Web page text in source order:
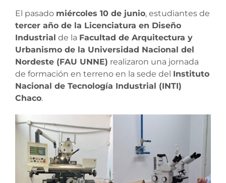
El pasado miércoles 10 de junio, estudiantes de
tercer año de la Licenciatura en Diseño
Industrial de la Facultad de Arquitectura y
Urbanismo de la Universidad Nacional del
Nordeste (FAU UNNE) realizaron una jornada
de formación en terreno en la sede del Instituto
Nacional de Tecnología Industrial (INTI)
Chaco.